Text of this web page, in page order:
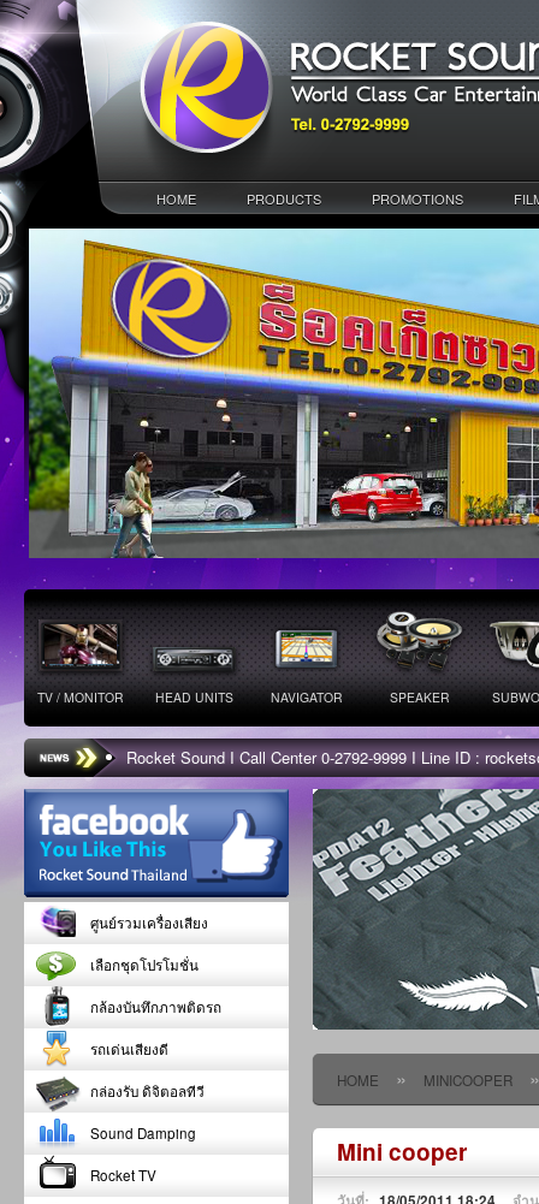
HOME PRODUCTS PROMOTIONS
TV / MONITOR HEAD UNITS NAVIGATOR SPEAKER
Rocket Sound I Call Center 0-2792-9999 I Line ID :
HOME » MINICOOPER »
Mini cooper
ศูนย์รวมเครื่องเสียง
เลือกชุดโปรโมชั่น
กล้องบันทึกภาพติดรถ
รถเด่นเสียงดี
กล่องรับ ดิจิตอลทีวี
Sound Damping
Rocket TV